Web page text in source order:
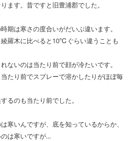
ます。昔ですと旧豊浦郡でした。
期は寒さの度合いがだいぶ違います。
羅木に比べると10℃ぐらい違うことも
ないのは当たり前で顔が冷たいです。
たり前でスプレーで溶かしたりがほぼ毎
るのも当たり前でした。
寒いんですが、底を知っているからか、
は寒いですが…